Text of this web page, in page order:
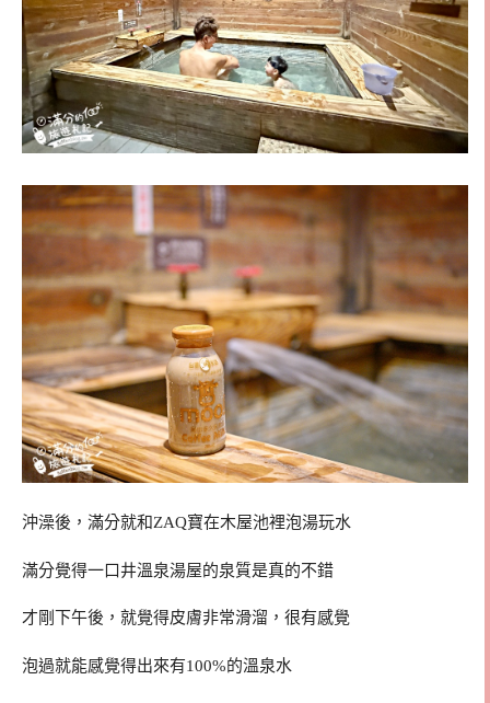
沖澡後，滿分就和ZAQ寶在木屋池裡泡湯玩水
滿分覺得一口井溫泉湯屋的泉質是真的不錯
才剛下午後，就覺得皮膚非常滑溜，很有感覺
泡過就能感覺得出來有100%的溫泉水